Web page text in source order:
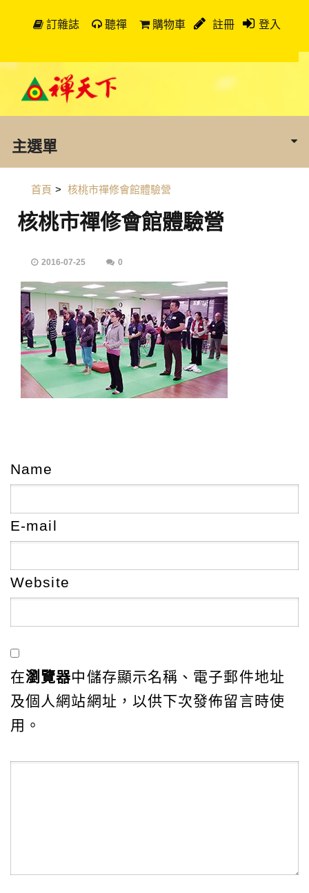
訂雜誌 聽禪 購物車 註冊 登入
主選單
首頁 > 核桃市禪修會館體驗營
核桃市禪修會館體驗營
2016-07-25 0
Name
E-mail
Website
在瀏覽器中儲存顯示名稱、電子郵件地址
及個人網站網址，以供下次發佈留言時使
用。